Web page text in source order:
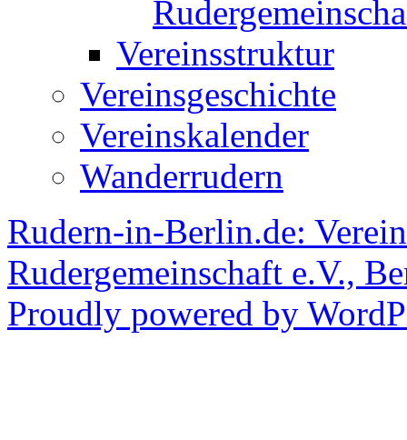
Vereinsstruktur
Vereinsgeschichte
Vereinskalender
Wanderrudern
Rudern-in-Berlin.de:
Rudergemeinschaft e.V.,
Proudly powered by